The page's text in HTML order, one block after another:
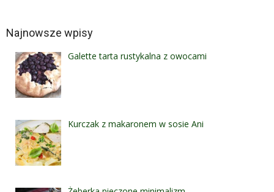
Najnowsze wpisy
Galette tarta rustykalna z owocami
Kurczak z makaronem w sosie Ani